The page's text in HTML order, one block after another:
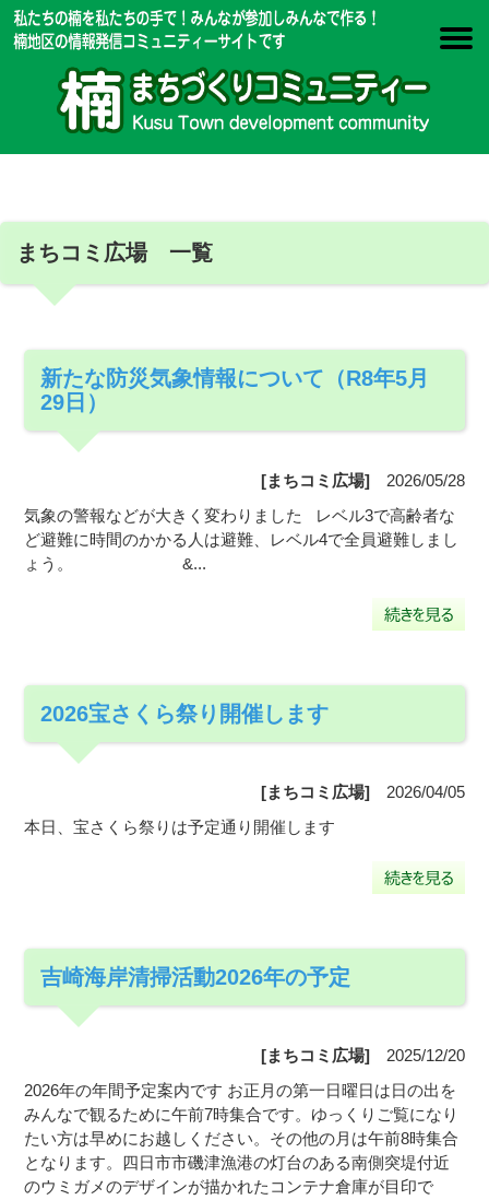
まちコミ広場 一覧
新たな防災気象情報について（R8年5月
29日）
[まちコミ広場] 2026/05/28
気象の警報などが大きく変わりました レベル3で高齢者な
ど避難に時間のかかる人は避難、レベル4で全員避難しまし
ょう。 &...
2026宝さくら祭り開催します
[まちコミ広場] 2026/04/05
本日、宝さくら祭りは予定通り開催します
吉崎海岸清掃活動2026年の予定
[まちコミ広場] 2025/12/20
2026年の年間予定案内です お正月の第一日曜日は日の出を
みんなで観るために午前7時集合です。ゆっくりご覧になり
たい方は早めにお越しください。その他の月は午前8時集合
となります。四日市市磯津漁港の灯台のある南側突堤付近
のウミガメのデザインが描かれたコンテナ倉庫が目印で